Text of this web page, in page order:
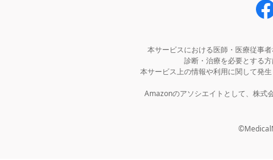
本サービスにおける医師・医療従事
診断・治療を必要とする
本サービス上の情報や利用に関して発
Amazonのアソシエイトとして、株式